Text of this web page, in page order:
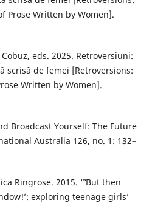
Prose Written by Women].
eds. 2025. Retroversiuni:
scrisă de femei [Retroversions:
Written by Women].
Broadcast Yourself: The Future
Australia 126, no. 1: 132–
Ringrose. 2015. “‛But then
exploring teenage girls’